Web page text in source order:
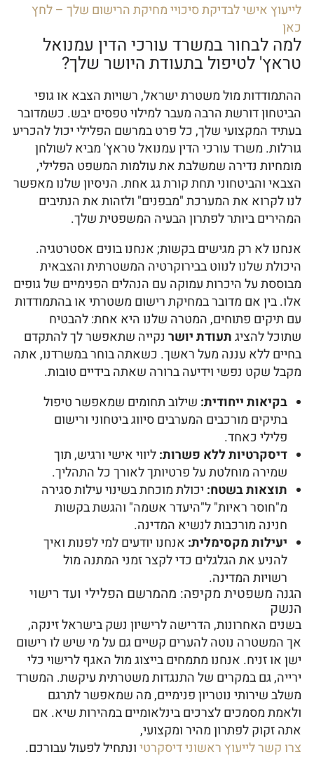
לייעוץ אישי לבדיקת סיכויי מחיקת הרישום שלך – לחץ
כאן
למה לבחור במשרד עורכי הדין עמנואל
טראץ' לטיפול בתעודת היושר שלך?
ההתמודדות מול משטרת ישראל, רשויות הצבא או גופי
הביטחון דורשת הרבה מעבר למילוי טפסים יבש. כשמדובר
בעתיד המקצועי שלך, כל פרט במרשם הפלילי יכול להכריע
גורלות. משרד עורכי הדין עמנואל טראץ' מביא לשולחן
מומחיות נדירה שמשלבת את עולמות המשפט הפלילי,
הצבאי והביטחוני תחת קורת גג אחת. הניסיון שלנו מאפשר
לנו לקרוא את המערכת "מבפנים" ולזהות את הנתיבים
המהירים ביותר לפתרון הבעיה המשפטית שלך.
אנחנו לא רק מגישים בקשות; אנחנו בונים אסטרטגיה.
היכולת שלנו לנווט בבירוקרטיה המשטרתית והצבאית
מבוססת על היכרות עמוקה עם הנהלים הפנימיים של גופים
אלו. בין אם מדובר במחיקת רישום משטרתי או בהתמודדות
עם תיקים פתוחים, המטרה שלנו היא אחת: להבטיח
שתוכל להציגתעודת יושרנקייה שתאפשר לך להתקדם
בחיים ללא עננה מעל ראשך. כשאתה בוחר במשרדנו, אתה
מקבל שקט נפשי וידיעה ברורה שאתה בידיים טובות.
בקיאות ייחודית: שילוב תחומים שמאפשר טיפול
בתיקים מורכבים המערבים סיווג ביטחוני ורישום
פלילי כאחד.
דיסקרטיות ללא פשרות:ליווי אישי ורגיש, תוך
שמירה מוחלטת על פרטיותך לאורך כל התהליך.
תוצאות בשטח: יכולת מוכחת בשינוי עילות סגירה
מ"חוסר ראיות" ל"היעדר אשמה" והגשת בקשות
חנינה מורכבות לנשיא המדינה.
יעילות מקסימלית: אנחנו יודעים למי לפנות ואיך
להניע את הגלגלים כדי לקצר זמני המתנה מול
רשויות המדינה.
הגנה משפטית מקיפה: מהמרשם הפלילי ועד רישוי
הנשק
בשנים האחרונות, הדרישה לרישיון נשק בישראל זינקה,
אך המשטרה נוטה להערים קשיים גם על מי שיש לו רישום
ישן או זניח. אנחנו מתמחים בייצוג מול האגף לרישוי כלי
ירייה, גם במקרים של התנגדות משטרתית עיקשת. המשרד
משלב שירותי נוטריון פנימיים, מה שמאפשר לתרגם
ולאמת מסמכים לצרכים בינלאומיים במהירות שיא. אם
אתה זקוק לפתרון מהיר ומקצועי,
צרו קשר לייעוץ ראשוני דיסקרטיונתחיל לפעול עבורכם.